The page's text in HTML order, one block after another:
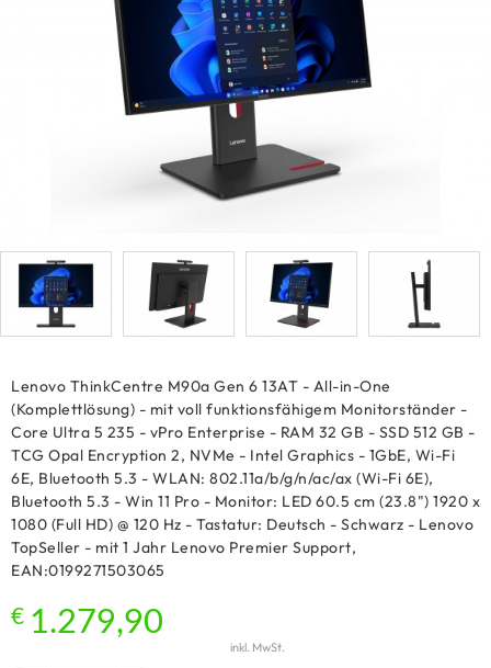
Lenovo ThinkCentre M90a Gen 6 13AT - All-in-One
(Komplettlösung) - mit voll funktionsfähigem Monitorständer -
Core Ultra 5 235 - vPro Enterprise - RAM 32 GB - SSD 512 GB -
TCG Opal Encryption 2, NVMe - Intel Graphics - 1GbE, Wi-Fi
6E, Bluetooth 5.3 - WLAN: 802.11a/b/g/n/ac/ax (Wi-Fi 6E),
Bluetooth 5.3 - Win 11 Pro - Monitor: LED 60.5 cm (23.8") 1920 x
1080 (Full HD) @ 120 Hz - Tastatur: Deutsch - Schwarz - Lenovo
TopSeller - mit 1 Jahr Lenovo Premier Support,
EAN:0199271503065
€ 1.279,90
inkl. MwSt.